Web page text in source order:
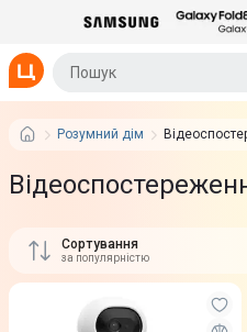
Розумний дім
Сортування
за популярністю